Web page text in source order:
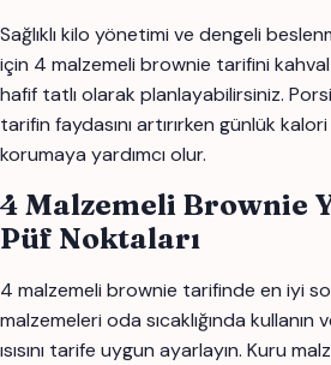
Sağlıklı kilo yönetimi ve dengeli
için 4 malzemeli brownie tarifini
hafif tatlı olarak planlayabilirsiniz.
tarifin faydasını artırırken günlük
korumaya yardımcı olur.
4 Malzemeli Brownie
Püf Noktaları
4 malzemeli brownie tarifinde en iyi
malzemeleri oda sıcaklığında kullanın
ısısını tarife uygun ayarlayın. Kuru